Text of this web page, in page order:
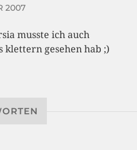
2007
musste ich auch
klettern gesehen hab ;)